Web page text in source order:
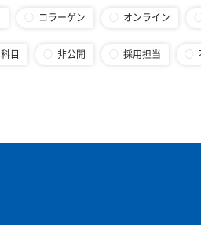
コラーゲン オンライン
科目 非公開 採用担当